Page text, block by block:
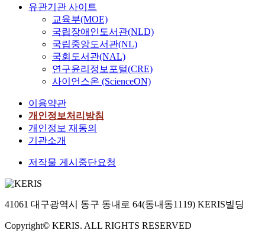
유관기관 사이트
교육부(MOE)
국립장애인도서관(NLD)
국립중앙도서관(NL)
국회도서관(NAL)
연구윤리정보포털(CRE)
사이언스온 (ScienceON)
이용약관
개인정보처리방침
개인정보 재동의
기관소개
저작물 게시중단요청
41061 대구광역시 동구 동내로 64(동내동1119) KERIS빌딩
Copyright© KERIS. ALL RIGHTS RESERVED